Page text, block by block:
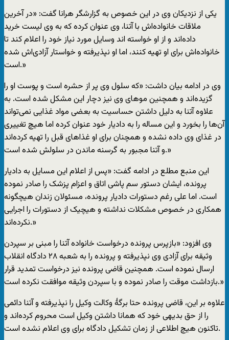
یکی از نزدیکان وی در این خصوص به گزارشگر هرانا گفت: «در آخرین
ملاقات خانواده‌اش با آتنا، وی عنوان کرده که به وی لیست خرید
داده‌اند و از او خواسته اند وسایل مورد نیاز خود را اعلام کند تا
خانواده‌اش برای او تهیه کنند، اما او نپذیرفته و خواستار آزادی‌اش شده
است.»
وی در ادامه بیان داشت: «که سلول وی پر از حشره است و پوست او را
گزیده‌اند و همچنین موهای وی نیز دچار این مشکل شده است. به
علاوه آتنا به دلیل داشتن حساسیت به بعضی مواد غذایی نمی‌تواند
آن‌ها را بخورد و این مساله را به دادیار خود عنوان کرده اما هیچ تغییری
در غذای وی داده نشده و همچنان برای او غذاهای قبل را تهیه کرده‌اند
و آتنا مجبور به گرسنه ماندن در سلولش شده است.»
این منبع مطلع در ادامه گفت: «پس از اعلام این مسایل به دادیار
پرونده، ایشان دستور سم پاشی اتاق و اعزام پزشک را صادر نموده
است. اما علی رغم دستورات دادیار پرونده، مسئولان زندان هیچگونه
همکاری در خصوص مشکلات نداشته و هیچیک از دستورات را اجرایی
نکرده‌اند.»
وی افزود: «بازپرس پرونده درخواست خانواده آتنا را مبنی بر سپردن
وثیقه برای آزادی وی نپذیرفته و پرونده را به شعبه ۲۸ دادگاه انقلاب
ارسال نموده است. همچنین قاضی پرونده نیز درخواست تمدید قرار
بازداشت موقت را صادر نموده و با سپردن وثیقه موافقت نکرده است.»
علاوه بر این، قاضی پرونده حتا برگهٔ وکالت وکیل را نپذیرفته و آتنا دائمی
را از حق بدیهی خود که همانا داشتن وکیل است محروم کرده‌اند و
تاکنون هیچ اطلاعی از زمان تشکیل دادگاه برای وی اعلام نشده است.